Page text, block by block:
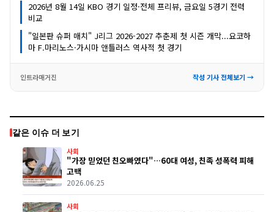
2026년 8월 14일 KBO 경기 일정·전체 프리뷰, 금요일 5경기 전력
비교
"일본판 슈퍼 매치" J리그 2026-2027 추춘제 첫 시즌 개막...요코하
마 F.마리노스·가시마 앤틀러스 역사적 첫 경기
인트라매거진 작성 기사 전체보기 →
같은 이슈 더 보기
사회
"가장 믿었던 친오빠였다"…60대 여성, 친족 성폭력 피해
고백
2026.06.25
사회